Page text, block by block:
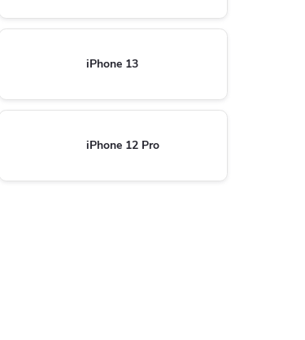
iPhone 13
iPhone 12 Pro